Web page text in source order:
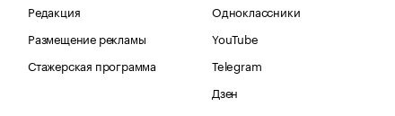
Редакция
Размещение рекламы
Стажерская программа
Одноклассники
YouTube
Telegram
Дзен